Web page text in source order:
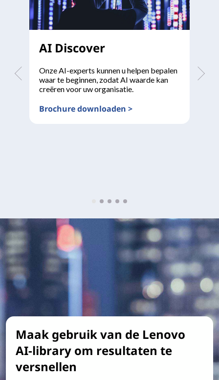
AI Discover
Onze AI-experts kunnen u helpen bepalen
waar te beginnen, zodat AI waarde kan
creëren voor uw organisatie.
Brochure downloaden >
Maak gebruik van de Lenovo
AI-library om resultaten te
versnellen